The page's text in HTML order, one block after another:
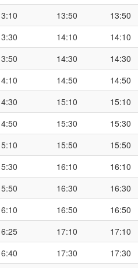
13:50
13:50
14:10
14:10
14:30
14:30
14:50
14:50
15:10
15:10
15:30
15:30
15:50
15:50
16:10
16:10
16:30
16:30
16:50
16:50
17:10
17:10
17:30
17:30